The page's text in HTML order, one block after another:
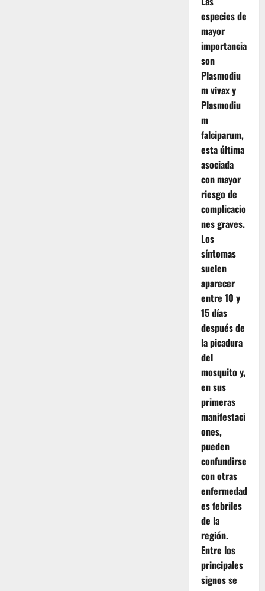
especies de
mayor
importancia
son
Plasmodiu
m vivax y
Plasmodiu
m
falciparum,
esta última
asociada
con mayor
riesgo de
complicacio
nes graves.
Los
síntomas
suelen
aparecer
entre 10 y
15 días
después de
la picadura
del
mosquito y,
en sus
primeras
manifestaci
ones,
pueden
confundirse
con otras
enfermedad
es febriles
de la
región.
Entre los
principales
signos se